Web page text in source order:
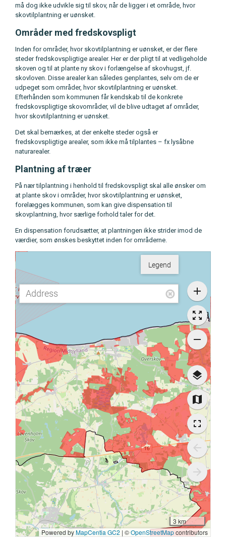
må dog ikke udvikle sig til skov, når de ligger i et område, hvor
skovtilplantning er uønsket.
Områder med fredskovspligt
Inden for områder, hvor skovtilplantning er uønsket, er der flere
steder fredskovspligtige arealer. Her er der pligt til at vedligeholde
skoven og til at plante ny skov i forlængelse af skovhugst, jf.
skovloven. Disse arealer kan således genplantes, selv om de er
udpeget som områder, hvor skovtilplantning er uønsket.
Efterhånden som kommunen får kendskab til de konkrete
fredskovspligtige skovområder, vil de blive udtaget af områder,
hvor skovtilplantning er uønsket.
Det skal bemærkes, at der enkelte steder også er
fredskovspligtige arealer, som ikke må tilplantes – fx lysåbne
naturarealer.
Plantning af træer
På nær tilplantning i henhold til fredskovspligt skal alle ønsker om
at plante skov i områder, hvor skovtilplantning er uønsket,
forelægges kommunen, som kan give dispensation til
skovplantning, hvor særlige forhold taler for det.
En dispensation forudsætter, at plantningen ikke strider imod de
værdier, som ønskes beskyttet inden for områderne.